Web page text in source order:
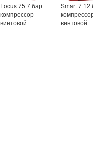
Focus 75 7 бар
компрессор
винтовой
Smart 7 12
винтовой